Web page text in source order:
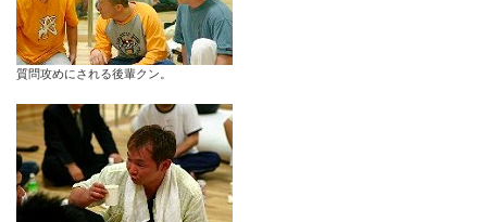
質問攻めにされる後輩クン。